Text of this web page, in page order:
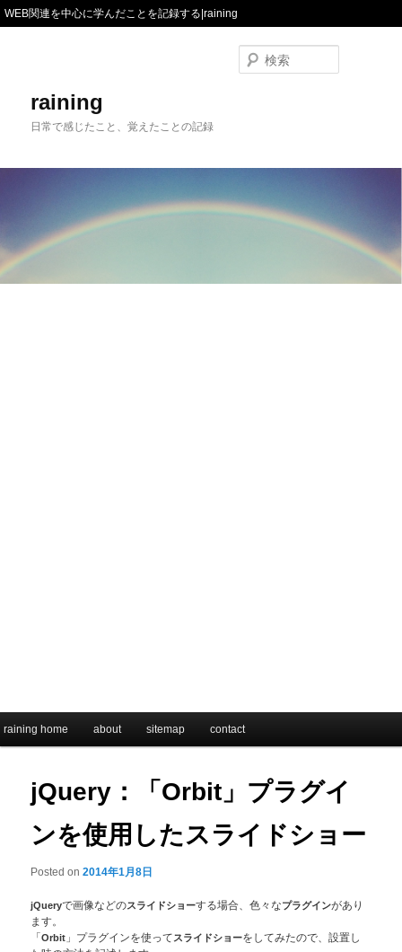
WEB関連を中心に学んだことを記録する|raining
raining
日常で感じたこと、覚えたことの記録
メインコンテンツへ移動
サブコンテンツへ移動
raining home about sitemap contact
jQuery：「Orbit」プラグイ
ンを使用したスライドショー
Posted on2014年1月8日
jQueryで画像などのスライドショーする場合、色々なプラグインがあり
ます。
「Orbit 」プラグインを使ってスライドショーをしてみたので、設置し